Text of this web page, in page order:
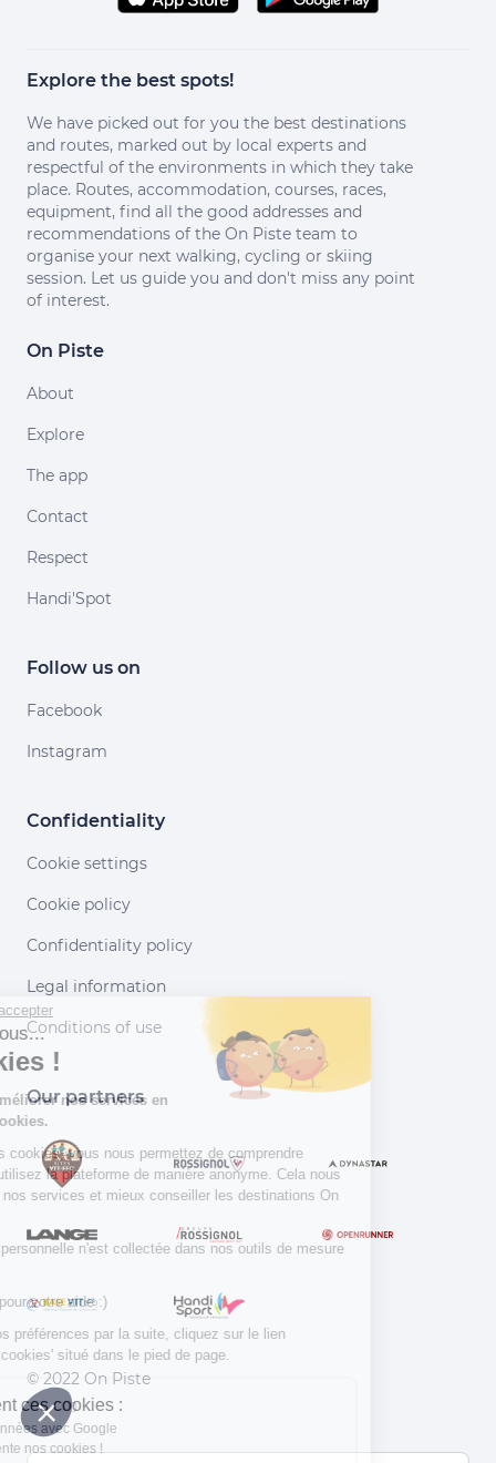
Explore the best spots!
We have picked out for you the best destinations
and routes, marked out by local experts and
respectful of the environments in which they take
place. Routes, accommodation, courses, races,
equipment, find all the good addresses and
recommendations of the On Piste team to
organise your next walking, cycling or skiing
session. Let us guide you and don't miss any point
of interest.
On Piste
About
Explore
The app
Contact
Respect
Handi'Spot
Follow us on
Facebook
Instagram
Confidentiality
Cookie settings
Cookie policy
Confidentiality policy
Legal information
Conditions of use
Our partners
© 2022 On Piste
v. 1.45.0
Continuer sans accepter
Salut c'est nous...
les Cookies !
Aidez-nous à améliorer nos services en
acceptant les cookies.
En acceptant les cookies, vous nous permettez de comprendre
comment vous utilisez la plateforme de manière anonyme. Cela nous
aide à améliorer nos services et mieux conseiller les destinations On
Aucune donnée personnelle n'est collectée dans nos outils de mesure
Merci d’avance pour votre aide :)
Pour modifier vos préférences par la suite, cliquez sur le lien
'Préférences de cookies' situé dans le pied de page.
À quoi servent ces cookies :
Partage de données avec Google
On vous présente nos cookies !